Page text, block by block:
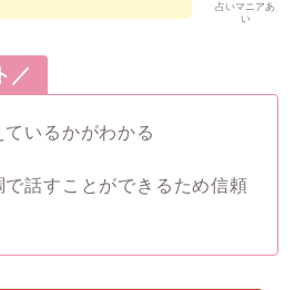
占いマニアあ
い
／
いるかがわかる
話すことができるため信頼